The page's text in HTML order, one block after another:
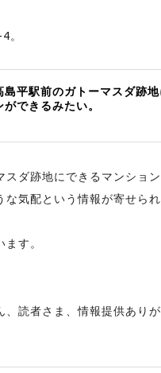
。
島平駅前のガトーマスダ跡
ができるみたい。
ダ跡地にできるマンション
気配という情報が寄せられ
す。
読者さま、情報提供あり